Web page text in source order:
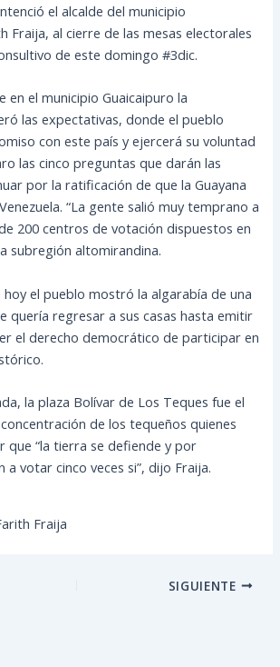
el alcalde del municipio
Fraija, al cierre de las mesas electorales
de este domingo #3dic.
en el municipio Guaicaipuro la
las expectativas, donde el pueblo
con este país y ejercerá su voluntad
las cinco preguntas que darán las
por la ratificación de que la Guayana
“La gente salió muy temprano a
200 centros de votación dispuestos en
subregión altomirandina.
el pueblo mostró la algarabía de una
quería regresar a sus casas hasta emitir
el derecho democrático de participar en
la plaza Bolívar de Los Teques fue el
de los tequeños quienes
que “la tierra se defiende y por
a votar cinco veces si”, dijo Fraija.
Fraija
SIGUIENTE